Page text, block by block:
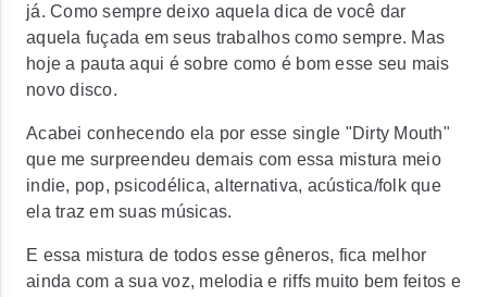
já. Como sempre deixo aquela dica de você dar
aquela fuçada em seus trabalhos como sempre. Mas
hoje a pauta aqui é sobre como é bom esse seu mais
novo disco.
Acabei conhecendo ela por esse single "Dirty Mouth"
que me surpreendeu demais com essa mistura meio
indie, pop, psicodélica, alternativa, acústica/folk que
ela traz em suas músicas.
E essa mistura de todos esse gêneros, fica melhor
ainda com a sua voz, melodia e riffs muito bem feitos e